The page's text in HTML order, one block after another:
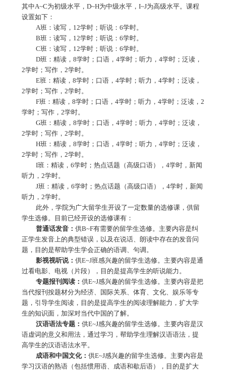
其中A~C为初级水平， D~H为中级水平， I~J为高级水平。课程
设置如下：
A班：读写， 12学时；听说： 6学时。
B班：读写， 12学时；听说： 6学时。
C班：读写， 12学时；听说： 6学时。
D班：精读， 8学时；口语， 4学时；听力， 4学时；泛读，
2学时；写作， 2学时。
E班：精读， 8学时；口语， 4学时；听力， 4学时；泛读，
2学时；写作， 2学时。
F班：精读， 8学时；口语， 4学时；听力， 4学时；泛读， 2
学时；写作， 2学时。
G班：精读， 8学时；口语， 4学时；听力， 4学时；泛读，
2学时；写作， 2学时。
H班：精读， 8学时；口语， 4学时；听力， 4学时；泛读，
2学时；写作， 2学时。
I班：精读， 6学时；热点话题（高级口语）， 4学时，新闻
听力， 2学时。
J班：精读， 6学时；热点话题（高级口语）， 4学时，新闻
听力， 2学时。
此外，学院为广大留学生开设了一定数量的选修课，供留
学生选修。目前已经开设的选修课有：
普通话发音： 供B~F有需要的留学生选修。主要内容是纠
正学生发音上的典型错误，以及在说话、朗读中存在的发音问
题，目的是帮助学生学会正确的语调、句调。
影视视听说： 供E~J班感兴趣的留学生选修。主要内容是通
过看电影、电视（片段），目的是提高学生的听说能力。
专题报刊阅读： 供E~J感兴趣的留学生选修。主要内容是把
当代报刊按题材分为经济、国际关系、体育、文化、娱乐等专
题，引导学生阅读，目的是提高学生的阅读理解能力，扩大学
生的知识面，加深对当代中国的了解。
汉语语法专题： 供E~J感兴趣的留学生选修。主要内容是汉
语虚词的意义和用法，通过学习，帮助学生理解汉语语法，提
高学生的汉语语法水平。
成语和中国文化： 供E~J感兴趣的留学生选修。主要内容是
学习汉语的熟语（包括惯用语、成语和歇后语），目的是扩大